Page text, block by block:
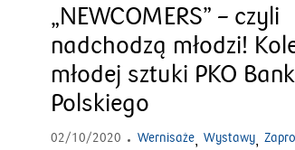
„NEWCOMERS” – czyli
nadchodzą młodzi!
młodej sztuki PKO
Polskiego
02/10/2020 Wernisaże, Wystawy,